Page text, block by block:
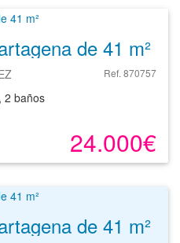
de 41 m²
Ref. 870757
2 baños
24.000€
de 41 m²